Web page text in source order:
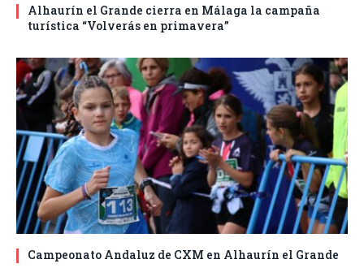
Alhaurín el Grande cierra en Málaga la campaña
turística “Volverás en primavera”
Campeonato Andaluz de CXM en Alhaurín el Grande